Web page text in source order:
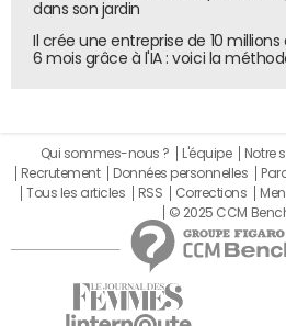
Pour finir, AgentCore
monitorer les agents une fois
vous obtenez des visualisations
intermédiaires, déboguer les
les éventuels échecs", détaille
AWS prend l'ascendant
Cloud
AgentCore Observability est
dans son jardin
Il crée une entreprise de 10
6 mois grâce à l'IA : voici la
Qui sommes-nous ? L'équipe Notre
Recrutement
Données personnelles
Tous les articles
RSS Corrections
© 2025 CCM